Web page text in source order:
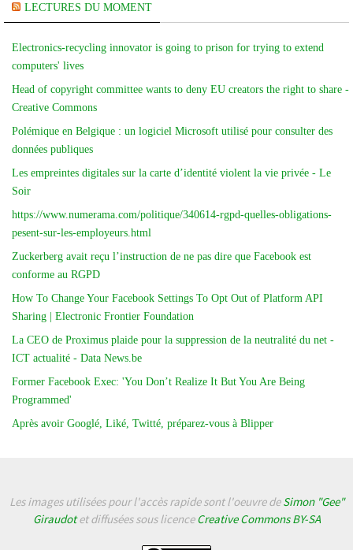
LECTURES DU MOMENT
Electronics-recycling innovator is going to prison for trying to extend
computers' lives
Head of copyright committee wants to deny EU creators the right to share -
Creative Commons
Polémique en Belgique : un logiciel Microsoft utilisé pour consulter des
données publiques
Les empreintes digitales sur la carte d’identité violent la vie privée - Le
Soir
https://www.numerama.com/politique/340614-rgpd-quelles-obligations-
pesent-sur-les-employeurs.html
Zuckerberg avait reçu l’instruction de ne pas dire que Facebook est
conforme au RGPD
How To Change Your Facebook Settings To Opt Out of Platform API
Sharing | Electronic Frontier Foundation
La CEO de Proximus plaide pour la suppression de la neutralité du net -
ICT actualité - Data News.be
Former Facebook Exec: 'You Don’t Realize It But You Are Being
Programmed'
Après avoir Googlé, Liké, Twitté, préparez-vous à Blipper
Les images utilisées pour l'accès rapide sont l'oeuvre deSimon "Gee"
Giraudotet diffusées sous licenceCreative Commons BY-SA